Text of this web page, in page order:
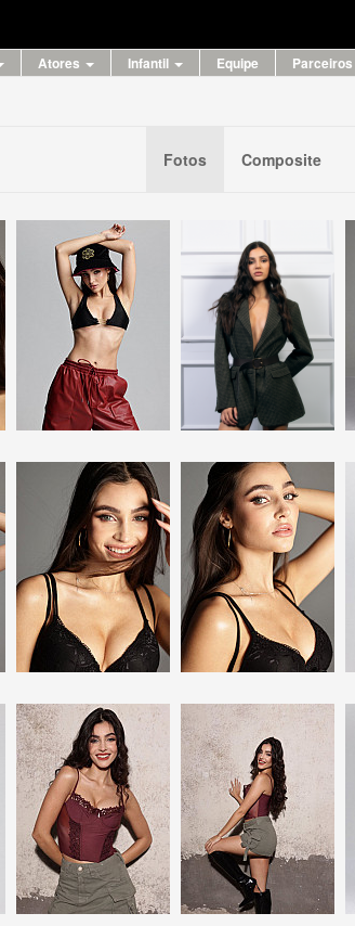
Atores Infantil Equipe Parceiros
Fotos Composite